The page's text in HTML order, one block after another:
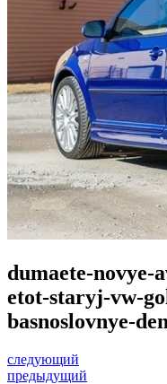
dumaete-
etot-staryj-vw-
basnoslovnye-
следующий
предыдущий